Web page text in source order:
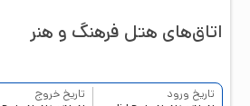
اتاق‌‌های هتل فرهنگ و هنر
تاریخ ورود تاریخ خروج